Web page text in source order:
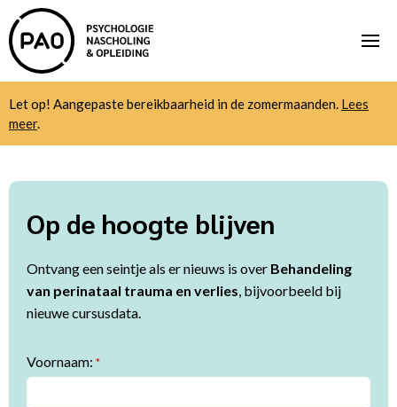
Let op! Aangepaste bereikbaarheid in de zomermaanden. Lees
meer.
Op de hoogte blijven
Ontvang een seintje als er nieuws is over Behandeling
van perinataal trauma en verlies , bijvoorbeeld bij
nieuwe cursusdata.
Voornaam: *